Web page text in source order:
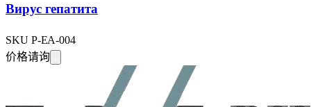
Вирус гепатита
SKU P-EA-004
价格请询